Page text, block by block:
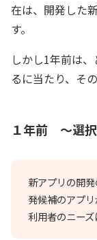
在は、開発した
す。
しかし1年前は
るに当たり、そ
１年前 ～選
新アプリの開
発候補のアプリ
利用者のニー